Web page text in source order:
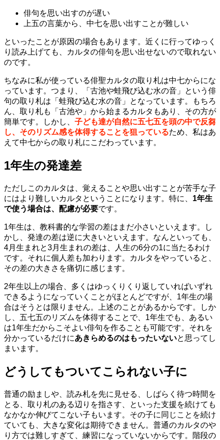
俳句を思い出すのが遅い
上五の言葉から、中七を思い出すことが難しい
といったことが原因の場合もあります。近くに行ってゆっく
り読み上げても、カルタの俳句を思い出せないので取れない
のです。
ちなみに私が使っている俳聖カルタの取り札は中七からにな
っています。つまり、「古池や蛙飛び込む水の音」という俳
句の取り札は「蛙飛び込む水の音」となっています。もちろ
ん、取り札も「古池や」から始まるカルタもあり、その方が
簡単です。しかし、 子ども達が自然に五七五を頭の中で反芻
し、そのリズム感を体得することを狙っているため、私はあ
えて中七からの取り札にこだわっています。
1年生の発達差
ただしこのカルタは、覚えることや思い出すことが苦手な子
にはより難しいカルタということになります。特に、 1年生
で使う場合は、配慮が必要です。
1年生は、教科書的な学習の差はまだ小さいといえます。し
かし、発達の差は逆に大きいといえます。なんといっても、
4月生まれと3月生まれの差は、人生の6分の1に当たるわけ
です。それに個人差も加わります。カルタをやっていると、
その差の大きさを痛切に感じます。
2年生以上の場合、多くはゆっくりくり返していればいずれ
できるようになっていくことがほとんどですが、1年生の場
合はそうとは限りません。上述のことがあるからです。しか
し、五七五のリズムを体得することで、1年生でも、あるい
は1年生だからこそよい俳句を作ることも可能です。それを
分かっているだけにあきらめるのはもったいないと思ってし
まいます。
どうしてもついてこられない子に
普通の励ましや、読み札を先に見せる、しばらく待つ時間を
とる、取り札のある辺りを指さす、といった支援を続けても
なかなか伸びてこない子もいます。その子に同じことを続け
ていても、大きな変化は期待できません。普通のカルタのや
り方では難しすぎて、練習になっていないからです。階段の